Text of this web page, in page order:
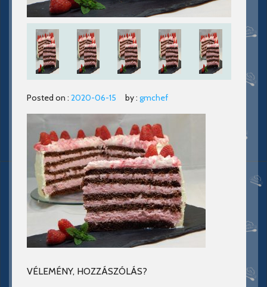
Posted on : 2020-06-15 by : gmchef
VÉLEMÉNY, HOZZÁSZÓLÁS?